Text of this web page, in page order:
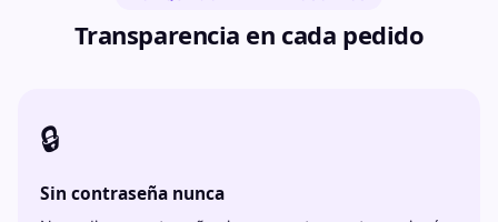
Transparencia en cada pedido
🔒
Sin contraseña nunca